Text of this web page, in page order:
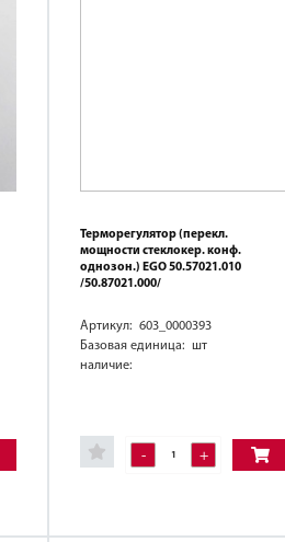
Терморегулятор (перекл.
мощности стеклокер. конф.
однозон.) EGO 50.57021.010
/50.87021.000/
Артикул: 603_0000393
Базовая единица: шт
наличие:
- +